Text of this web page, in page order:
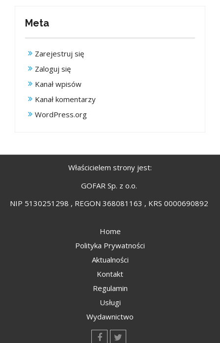
Meta
Zarejestruj się
Zaloguj się
Kanał wpisów
Kanał komentarzy
WordPress.org
Właścicielem strony jest:
GOFAR Sp. z o.o.
NIP 5130251298 , REGON 368081163 , KRS 0000690892
Home
Polityka Prywatności
Aktualności
Kontakt
Regulamin
Usługi
Wydawnictwo